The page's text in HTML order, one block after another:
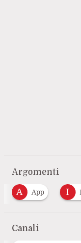
Argomenti
A App I
Canali